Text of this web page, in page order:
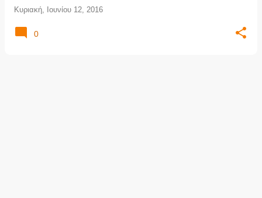
Κυριακή, Ιουνίου 12, 2016
0